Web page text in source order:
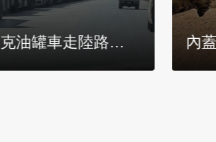
以黎邊境小鎮居民：韌性早